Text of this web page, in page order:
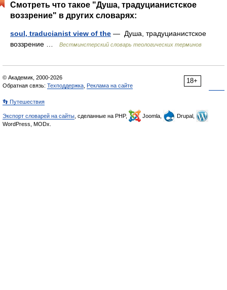
Смотреть что такое "Душа, традуцианистское
воззрение" в других словарях:
soul, traducianist view of the — Душа, традуцианистское
воззрение …
Вестминстерский словарь теологических терминов
18+
© Академик, 2000-2026
Обратная связь: Техподдержка Реклама на сайте
👣 Путешествия
Экспорт словарей на сайты , сделанные на PHP, Joomla,
Drupal,
WordPress, MODx.